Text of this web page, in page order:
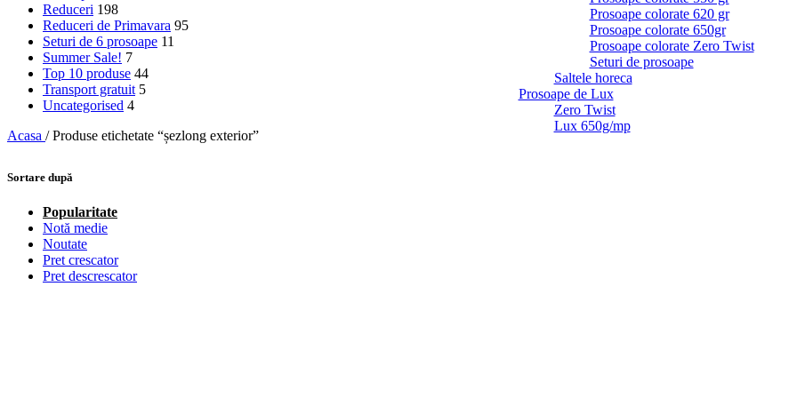
Prosoape colorate 620 gr
Prosoape colorate 650gr
Prosoape colorate Zero Twist
Seturi de prosoape
Saltele horeca
Prosoape de Lux
Zero Twist
Lux 650g/mp
Reduceri 198
Reduceri de Primavara 95
Seturi de 6 prosoape 11
Summer Sale! 7
Top 10 produse 44
Transport gratuit 5
Uncategorised 4
Acasa / Produse etichetate “șezlong exterior”
Sortare după
Popularitate
Notă medie
Noutate
Pret crescator
Pret descrescator